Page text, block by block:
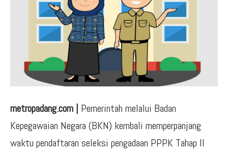
metropadang.com |
Pemerintah melalui Badan
Kepegawaian Negara (BKN) kembali memperpanjang
waktu pendaftaran seleksi pengadaan PPPK Tahap II